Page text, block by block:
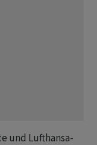
und Lufthansa-